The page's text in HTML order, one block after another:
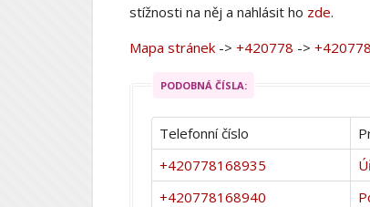
stížnosti na něj a nahlásit ho zde.
Mapa stránek -> +420778 ->
PODOBNÁ ČÍSLA:
Telefonní číslo
+420778168935
+420778168940